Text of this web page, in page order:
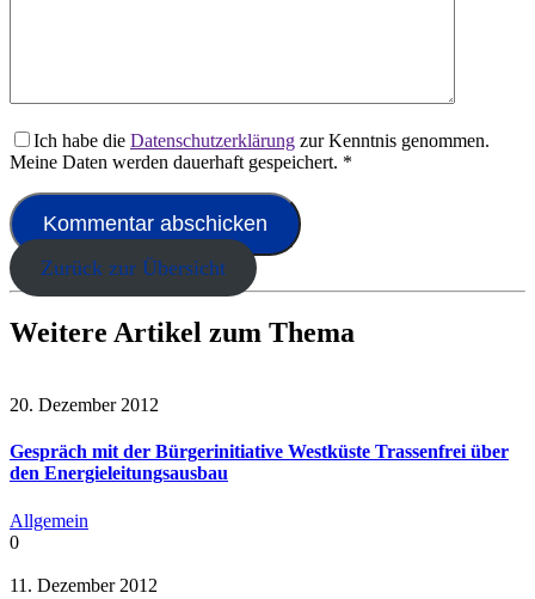
Ich habe die Datenschutzerklärung zur Kenntnis genommen.
Meine Daten werden dauerhaft gespeichert. *
Zurück zur Übersicht
Weitere Artikel zum Thema
20. Dezember 2012
Gespräch mit der Bürgerinitiative Westküste Trassenfrei über
den Energieleitungsausbau
Allgemein
0
11. Dezember 2012